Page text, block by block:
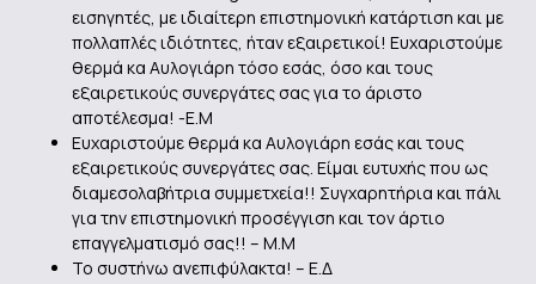
εισηγητές, με ιδιαίτερη επιστημονική κατάρτιση και με
πολλαπλές ιδιότητες, ήταν εξαιρετικοί! Ευχαριστούμε
θερμά κα Αυλογιάρη τόσο εσάς, όσο και τους
εξαιρετικούς συνεργάτες σας για το άριστο
αποτέλεσμα! -Ε.Μ
Ευχαριστούμε θερμά κα Αυλογιάρη εσάς και τους
εξαιρετικούς συνεργάτες σας. Είμαι ευτυχής που ως
διαμεσολαβήτρια συμμετχεία!! Συγχαρητήρια και πάλι
για την επιστημονική προσέγγιση και τον άρτιο
επαγγελματισμό σας!! – Μ.Μ
Το συστήνω ανεπιφύλακτα! – Ε.Δ